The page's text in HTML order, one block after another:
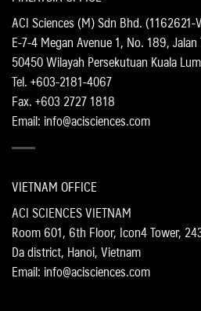
ACI Sciences (M) Sdn Bhd. (1162621-
E-7-4 Megan Avenue 1, No. 189, Jalan
50450 Wilayah Persekutuan Kuala
Tel. +603-2181-4067
Fax. +603 2727 1818
Email: info@acisciences.com
VIETNAM OFFICE
ACI SCIENCES VIETNAM
Room 601, 6th Floor, Icon4 Tower,
Da district, Hanoi, Vietnam
Email: info@acisciences.com